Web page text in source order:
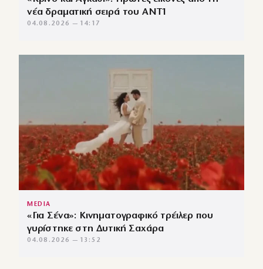
νέα δραματική σειρά του ANT1
04.08.2026 — 14:17
MEDIA
«Για Σένα»: Κινηματογραφικό τρέιλερ που
γυρίστηκε στη Δυτική Σαχάρα
04.08.2026 — 13:52